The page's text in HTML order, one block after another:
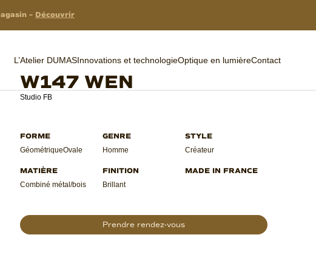
– Découvrir
L’Atelier DUMASInnovations et technologieOptique en lumièreContact
W147 WEN
Studio FB
GéométriqueOvale Homme Créateur
Combiné métal/bois Brillant
Prendre rendez-vous